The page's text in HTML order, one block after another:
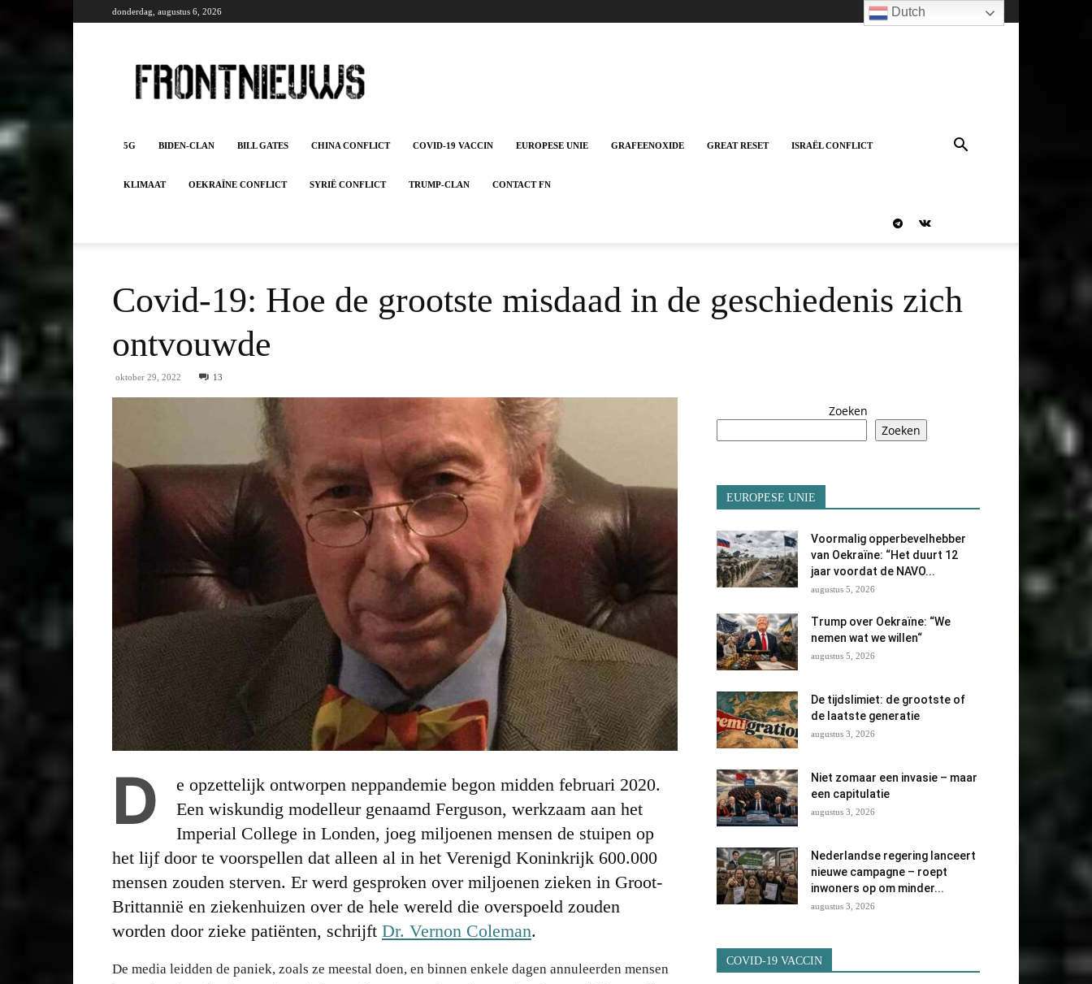
donderdag, augustus 6, 2026
5G BIDEN-CLAN BILL GATES CHINA CONFLICT COVID-19 VACCIN EUROPESE UNIE GRAFEENOXIDE GREAT RESET ISRAËL CONFLICT
KLIMAAT OEKRAÏNE CONFLICT SYRIË CONFLICT TRUMP-CLAN CONTACT FN
Covid-19: Hoe de grootste misdaad in de geschiedenis zich
ontvouwde
oktober 29, 2022 13
D
e opzettelijk ontworpen neppandemie begon midden februari 2020.
Een wiskundig modelleur genaamd Ferguson, werkzaam aan het
Imperial College in Londen, joeg miljoenen mensen de stuipen op
het lijf door te voorspellen dat alleen al in het Verenigd Koninkrijk 600.000
mensen zouden sterven. Er werd gesproken over miljoenen zieken in Groot-
Brittannië en ziekenhuizen over de hele wereld die overspoeld zouden
worden door zieke patiënten, schrijft Dr. Vernon Coleman.
De media leidden de paniek, zoals ze meestal doen, en binnen enkele dagen annuleerden mensen
Zoeken
Zoeken
EUROPESE UNIE
Voormalig opperbevelhebber
van Oekraïne: “Het duurt 12
jaar voordat de NAVO...
augustus 5, 2026
Trump over Oekraïne: “We
nemen wat we willen“
augustus 5, 2026
De tijdslimiet: de grootste of
de laatste generatie
augustus 3, 2026
Niet zomaar een invasie – maar
een capitulatie
augustus 3, 2026
Nederlandse regering lanceert
nieuwe campagne – roept
inwoners op om minder...
augustus 3, 2026
COVID-19 VACCIN
Dutch